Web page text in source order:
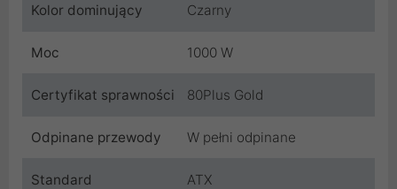
Kolor dominujący Czarny
Moc 1000 W
Certyfikat sprawności 80Plus Gold
Odpinane przewody W pełni odpinane
Standard ATX